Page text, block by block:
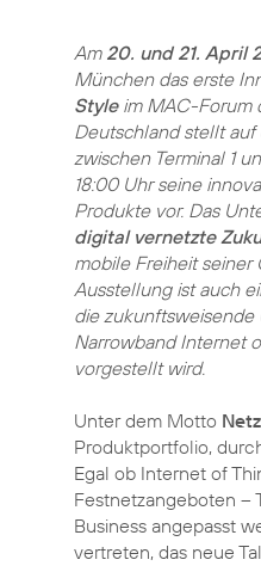
Am 20. und 21. April
München das erste
Styleim MAC-Forum
Deutschland stellt
zwischen Terminal 1
18:00 Uhr seine
Produkte vor. Das
digital vernetzte
mobile Freiheit seiner
Ausstellung ist auch
die
Narrowband Internet
vorgestellt wird.
Unter dem Motto
Produktportfolio,
Egal ob Internet of
Festnetzangeboten –
Business angepasst
vertreten, das neue